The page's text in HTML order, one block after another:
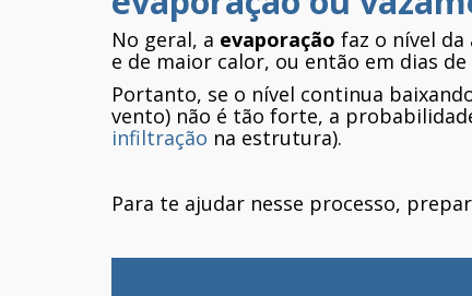
No geral, a evaporação faz o nível da
e de maior calor, ou então em dias
Portanto, se o nível continua
vento) não é tão forte, a
infiltração na estrutura).
Para te ajudar nesse processo,